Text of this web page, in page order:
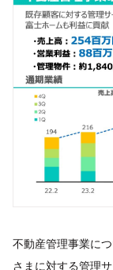
不動産管理事業に
さまに対する管理